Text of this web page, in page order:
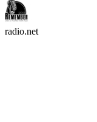
radio.net